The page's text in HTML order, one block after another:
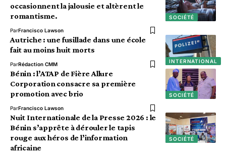
SOCIÉTÉ
occasionnent la jalousie et altèrent le
romantisme.
ParFrancisco Lawson
INTERNATIONAL
Autriche : une fusillade dans une école
fait au moins huit morts
ParRédaction CMM
SOCIÉTÉ
Bénin : l’ATAP de Fière Allure
Corporation consacre sa première
promotion avec brio
ParFrancisco Lawson
SOCIÉTÉ
Nuit Internationale de la Presse 2026 : le
Bénin s’apprête à dérouler le tapis
rouge aux héros de l’information
africaine